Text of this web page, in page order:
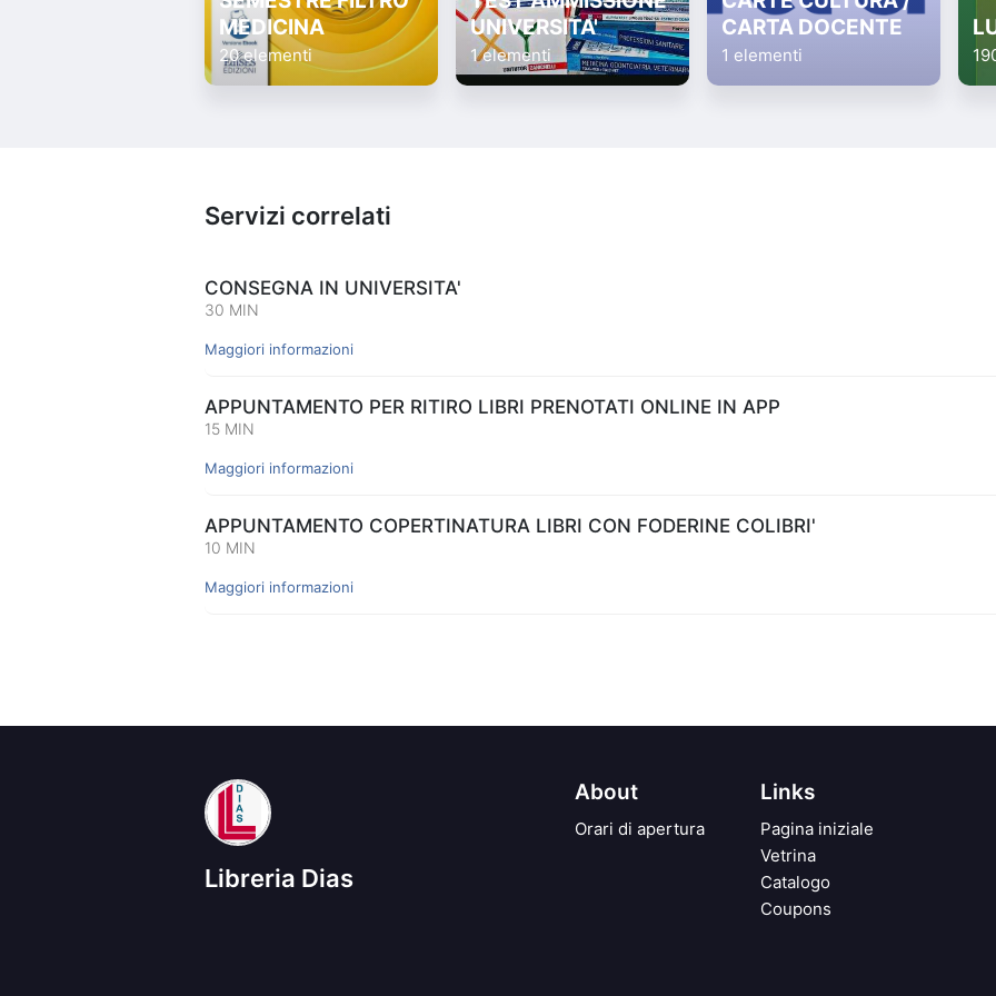
MEDICINA
20 elementi
UNIVERSITA'
1 elementi
CARTA DOCENTE
1 elementi
Servizi correlati
CONSEGNA IN UNIVERSITA'
30 MIN
Maggiori informazioni
APPUNTAMENTO PER RITIRO LIBRI PRENOTATI ONLINE IN APP
15 MIN
Maggiori informazioni
APPUNTAMENTO COPERTINATURA LIBRI CON FODERINE COLIBRI'
10 MIN
Maggiori informazioni
Libreria Dias
About
Orari di apertura
Links
Pagina iniziale
Vetrina
Catalogo
Coupons